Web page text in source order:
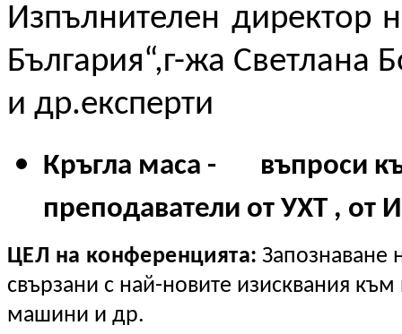
Изпълнителен директор
България“,г-жа Светлана
и др.експерти
Кръгла маса - въпроси
преподаватели от УХТ , от
ЦЕЛ на конференцията: Запознаване
свързани с най-новите изисквания
машини и др.